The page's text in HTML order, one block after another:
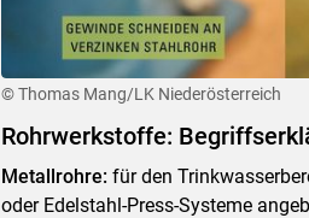
© Thomas Mang/LK Niederösterreich
Rohrwerkstoffe:
Metallrohre: für den
oder Edelstahl-Press-Systeme